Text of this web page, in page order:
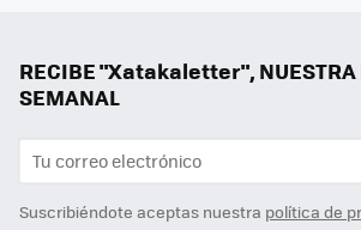
RECIBE "Xatakaletter", NUESTRA
SEMANAL
Suscribiéndote aceptas nuestra política de